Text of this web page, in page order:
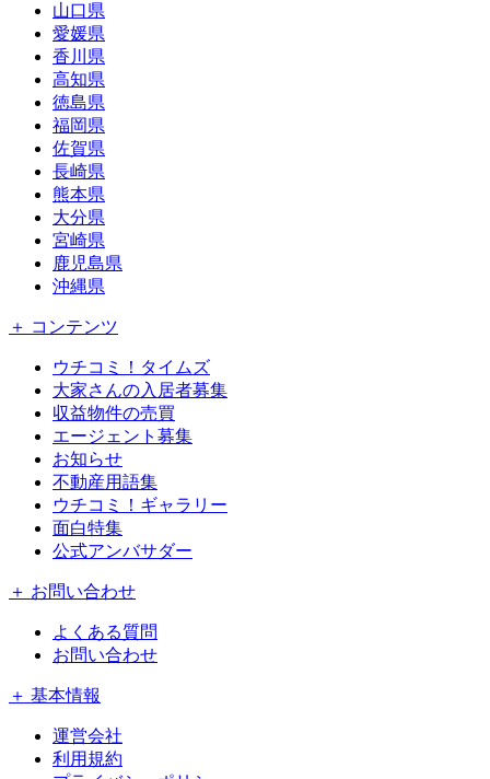
山口県
愛媛県
香川県
高知県
徳島県
福岡県
佐賀県
長崎県
熊本県
大分県
宮崎県
鹿児島県
沖縄県
＋ コンテンツ
ウチコミ！タイムズ
大家さんの入居者募集
収益物件の売買
エージェント募集
お知らせ
不動産用語集
ウチコミ！ギャラリー
面白特集
公式アンバサダー
＋ お問い合わせ
よくある質問
お問い合わせ
＋ 基本情報
運営会社
利用規約